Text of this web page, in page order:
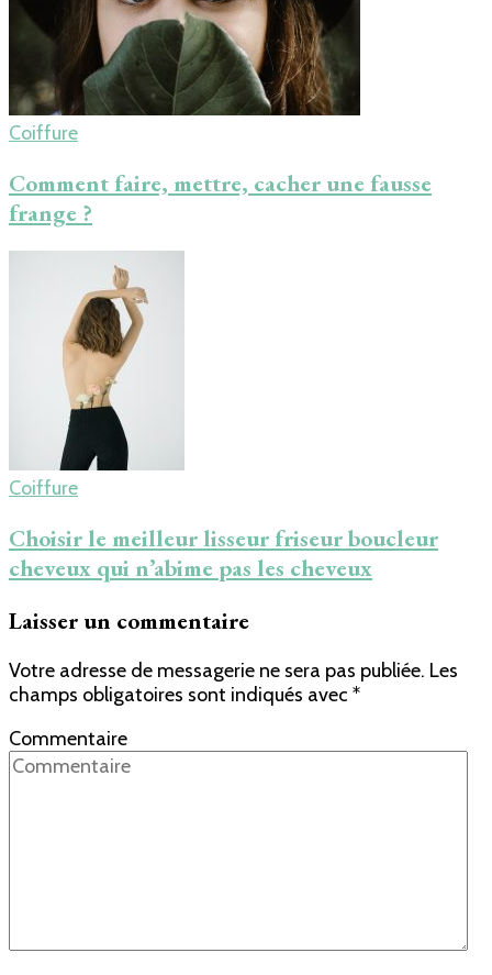
Coiffure
Comment faire, mettre, cacher une fausse
frange ?
Coiffure
Choisir le meilleur lisseur friseur boucleur
cheveux qui n’abime pas les cheveux
Laisser un commentaire
Votre adresse de messagerie ne sera pas publiée. Les
champs obligatoires sont indiqués avec *
Commentaire